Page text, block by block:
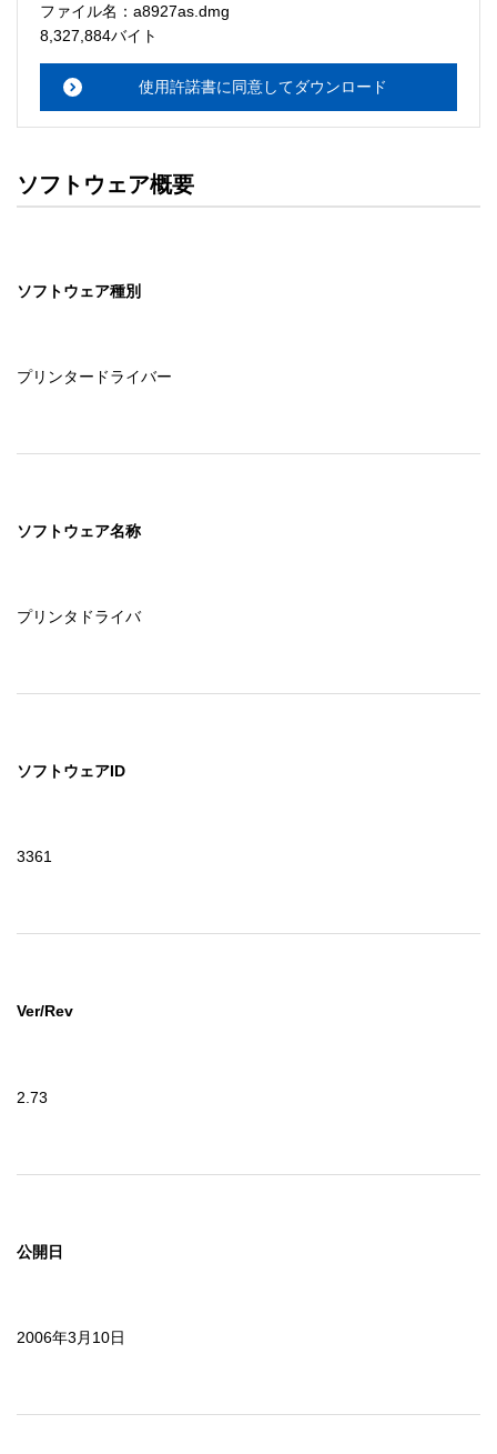
ソフトウェアのサポート
・本サーバでは、ユーザーサポートは行いません。搭載ソ
メーションセンターまでお願い
ルをお読み下さい。
ソフトウェアの保証範囲
・ソフトウェアのダウンロード・導入はお客様の責任にお
セイコーエプソン株式会社に帰属します。
ファイル名：a8927as.dmg
8,327,884バイト
使用許諾書に同意してダウンロード
ソフトウェア概要
ソフトウェア種別
プリンタードライバー
ソフトウェア名称
プリンタドライバ
ソフトウェアID
3361
Ver/Rev
2.73
公開日
2006年3月10日